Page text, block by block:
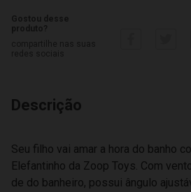
Descrição
Seu filho vai amar a hora do banho
Elefantinho da Zoop Toys. Com
de do banheiro, possui ângulo